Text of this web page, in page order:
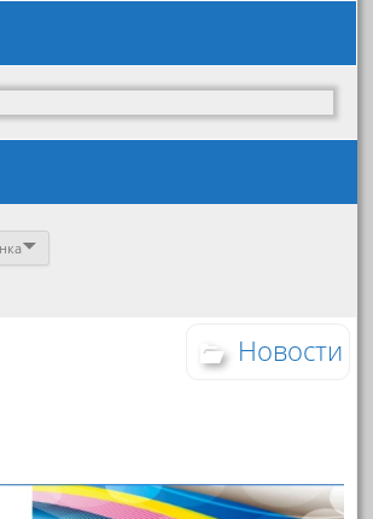
Новости